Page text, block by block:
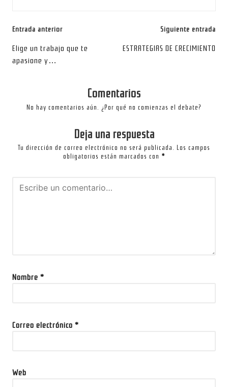
Navegación
de
entradas
Entrada anterior
Elige un trabajo que te
apasione y…
Siguiente entrada
ESTRATEGIAS DE CRECIMIENTO
Comentarios
No hay comentarios aún. ¿Por qué no comienzas el debate?
Deja una respuesta
Tu dirección de correo electrónico no será publicada. Los campos
obligatorios están marcados con *
Nombre *
Correo electrónico *
Web